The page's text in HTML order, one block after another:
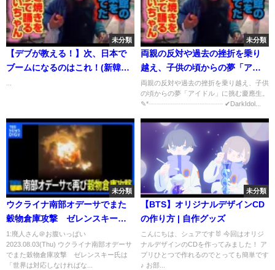
未分類
【デブが教える！】次、日本で
ブームになるのはこれ！(新韓国
未分類
両親の反対や過去の挫折を乗り
越え、子供の頃からの夢「アイ
ドル」に挑む慶應生。｜アイド
ルオーディション『 Dark Idol 』
イドル #オーディション #shorts
両親の反対や過去の挫折を乗り越え、子供
の頃からの夢「アイドル」に挑む慶應生。
✎*┈┈┈┈┈┈┈┈┈┈┈ ✔︎DarkIdol...
未分類
ウクライナ南部オデーサでまた
穀物倉庫攻撃 ゼレンスキー氏
は「世界は対応しなければなら
ない」と警鐘｜TBS NEWS DIG
1:廃人さん＠お腹いっぱい
2023.08.03(Thu) ウクライナ南部オデーサ
でまた穀物倉庫攻撃 ゼレンスキー氏は
「世界は対応しなければな...
未分類
【BTS】オリジナルデザインCD
の作り方 | 自作グッズ
こんにちは、シュアです🐰 今回はオリジ
ナルデザインのCDを作ってみました！ ア
プリひとつで作れるのでとっても簡単です
♪ お部...